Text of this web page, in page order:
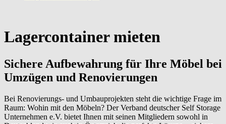
Lagercontainer mieten
Sichere Aufbewahrung für Ihre Möbel bei
Umzügen und Renovierungen
Bei Renovierungs- und Umbauprojekten steht die wichtige Frage im
Raum: Wohin mit den Möbeln? Der Verband deutscher Self Storage
Unternehmen e.V. bietet Ihnen mit seinen Mitgliedern sowohl in